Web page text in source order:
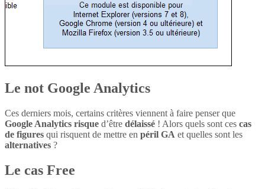
Le not Google Analytics
Ces derniers mois, certains critères viennent à faire penser que
Google Analytics risque d’être délaissé ! Alors quels sont ces cas
de figures qui risquent de mettre en péril GA et quelles sont les
alternatives ?
Le cas Free